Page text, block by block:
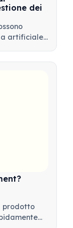
dei
artificiale
prodotto